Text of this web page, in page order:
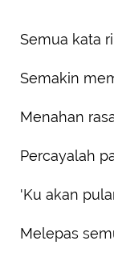
Semua kata
Semakin
Menahan
Percayalah
'Ku akan
Melepas